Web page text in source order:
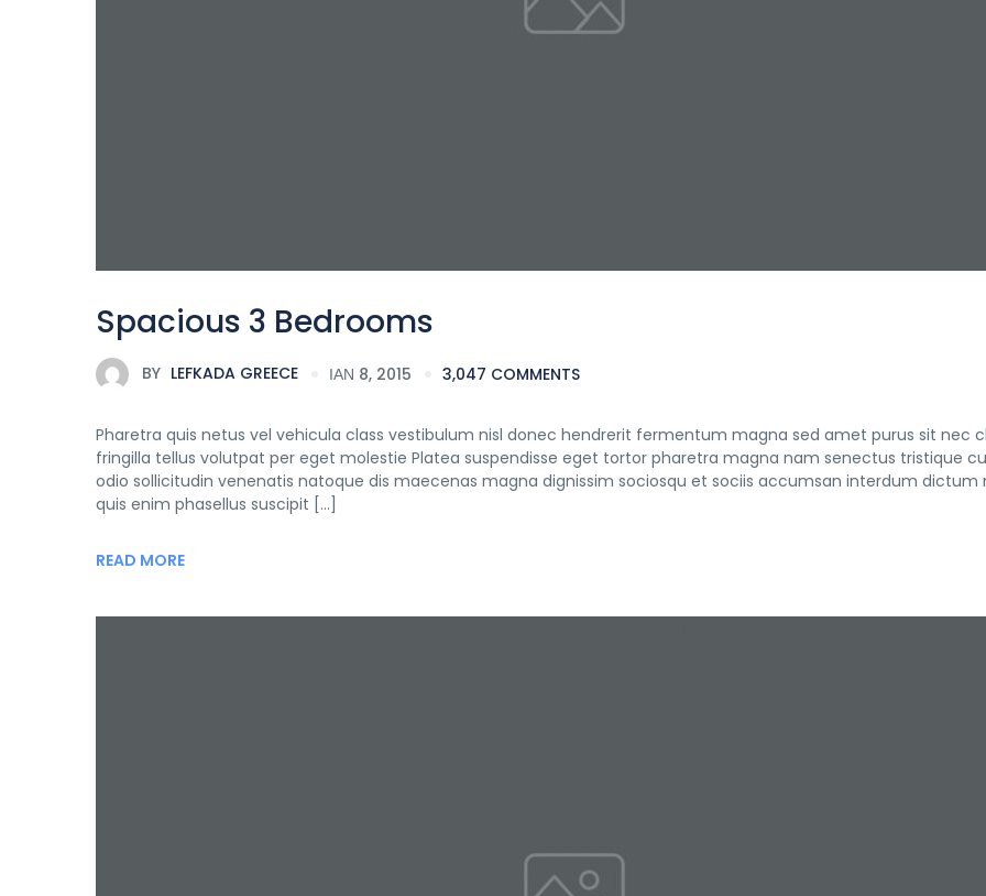
Spacious 3 Bedrooms
BY LEFKADA GREECE ΙΑΝ 8, 2015 3,047 COMMENTS
Pharetra quis netus vel vehicula class vestibulum nisl donec hendrerit fermentum magna sed amet purus sit nec
fringilla tellus volutpat per eget molestie Platea suspendisse eget tortor pharetra magna nam senectus tristique
odio sollicitudin venenatis natoque dis maecenas magna dignissim sociosqu et sociis accumsan interdum dictum
quis enim phasellus suscipit […]
READ MORE